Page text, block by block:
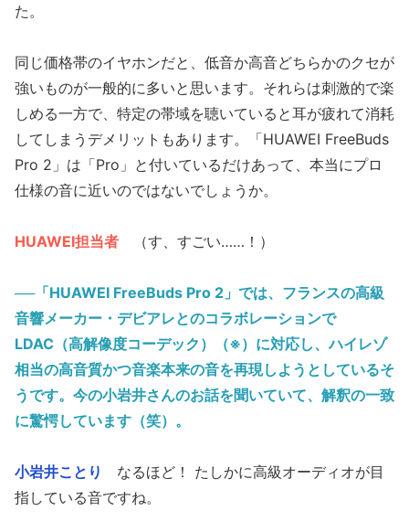
た。
同じ価格帯のイヤホンだと、低音か高音どちらかのクセが
強いものが一般的に多いと思います。それらは刺激的で楽
しめる一方で、特定の帯域を聴いていると耳が疲れて消耗
してしまうデメリットもあります。「HUAWEI FreeBuds
Pro 2」は「Pro」と付いているだけあって、本当にプロ
仕様の音に近いのではないでしょうか。
HUAWEI担当者 （す、すごい……！）
──「HUAWEI FreeBuds Pro 2」では、フランスの高級
音響メーカー・デビアレとのコラボレーションで
LDAC（高解像度コーデック）（※）に対応し、ハイレゾ
相当の高音質かつ音楽本来の音を再現しようとしているそ
うです。今の小岩井さんのお話を聞いていて、解釈の一致
に驚愕しています（笑）。
小岩井ことり
なるほど！ たしかに高級オーディオが目
指している音ですね。